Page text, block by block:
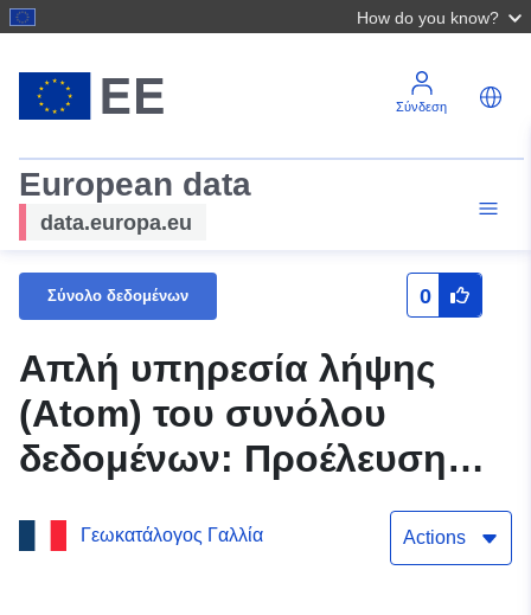
How do you know?
Σύνδεση
European data
data.europa.eu
Σύνολο δεδομένων 0
Απλή υπηρεσία λήψης
(Atom) του συνόλου
δεδομένων: Προέλευση
PYRAGRIC
Γεωκατάλογος Γαλλία Actions